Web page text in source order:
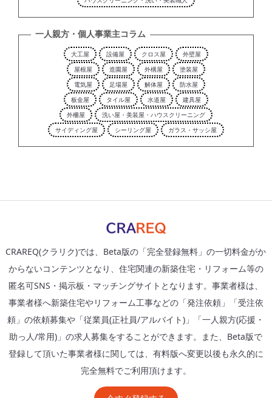
一人親方・個人事業主コラム
大工屋 設備屋 クロス屋
外壁屋
屋根屋
造園屋 外構屋
塗装屋
電気屋
足場屋 解体屋
防水屋
板金屋
タイル屋 水道屋
建具屋
外柵屋
洗い屋・美装屋・ハウスクリーニング
サイディング屋
シーリング屋 ガラス・サッシ屋
CRAREQ(クラリク)では、Beta版の「完全登録無料」の一切料金がか
からないコンテンツとなり、住宅関連の新築住宅・リフォーム等の
匿名可SNS・掲示板・マッチングサイトとなります。事業者様は、
事業者様へ新築住宅やリフォーム工事などの「発注依頼」「受注依
頼」の依頼募集や「従業員(正社員/アルバイト)」「一人親方(応援・
助っ人/常用)」の求人募集をすることができます。また、Beta版で
登録して頂いた事業者様に関しては、有料版へ変更以後も永久的に
完全無料でご利用頂けます。